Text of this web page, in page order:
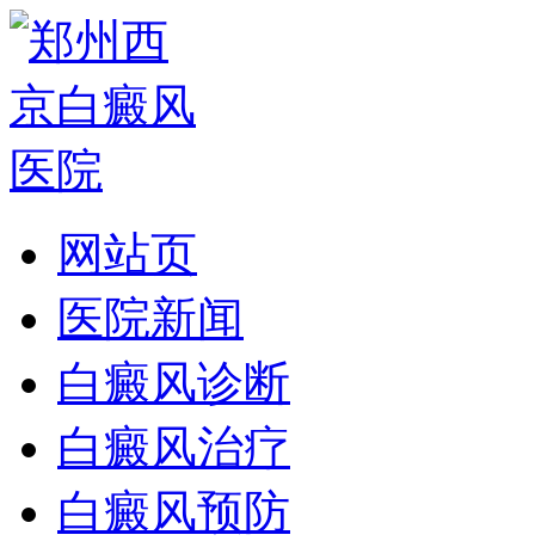
网站页
医院新闻
白癜风诊断
白癜风治疗
白癜风预防